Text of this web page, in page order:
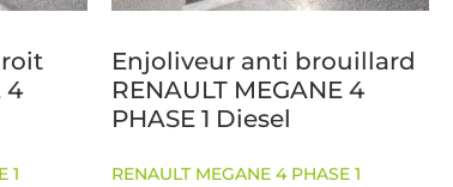
4
1
Enjoliveur anti brouillard
RENAULT MEGANE 4
PHASE 1 Diesel
RENAULT MEGANE 4 PHASE 1